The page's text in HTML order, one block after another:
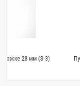
3)
Пуговица